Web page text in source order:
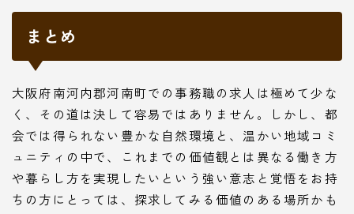
まとめ
大阪府南河内郡河南町での事務職の求人は極めて少な
く、その道は決して容易ではありません。しかし、都
会では得られない豊かな自然環境と、温かい地域コミ
ュニティの中で、これまでの価値観とは異なる働き方
や暮らし方を実現したいという強い意志と覚悟をお持
ちの方にとっては、探求してみる価値のある場所かも